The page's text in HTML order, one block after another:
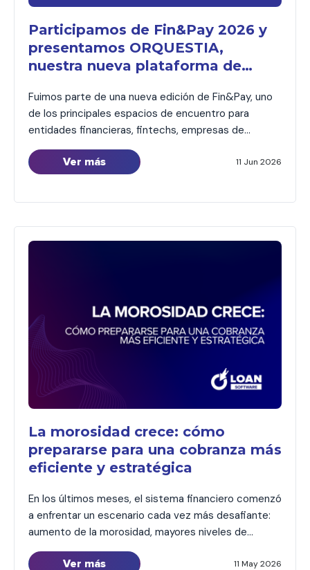
Participamos de Fin&Pay 2026 y
presentamos ORQUESTIA,
nuestra nueva plataforma de
comunicaciones
Fuimos parte de una nueva edición de Fin&Pay, uno
de los principales espacios de encuentro para
entidades financieras, fintechs, empresas de
crédito y proveedores de tecnología que impulsan la
evolución del ecosistema financiero. El evento nos
Ver más 11 Jun 2026
La morosidad crece: cómo
prepararse para una cobranza más
eficiente y estratégica
En los últimos meses, el sistema financiero comenzó
a enfrentar un escenario cada vez más desafiante:
aumento de la morosidad, mayores niveles de
refinanciación y clientes con una capacidad de pago
más sensible. Distintas entidades financieras ya
Ver más 11 May 2026